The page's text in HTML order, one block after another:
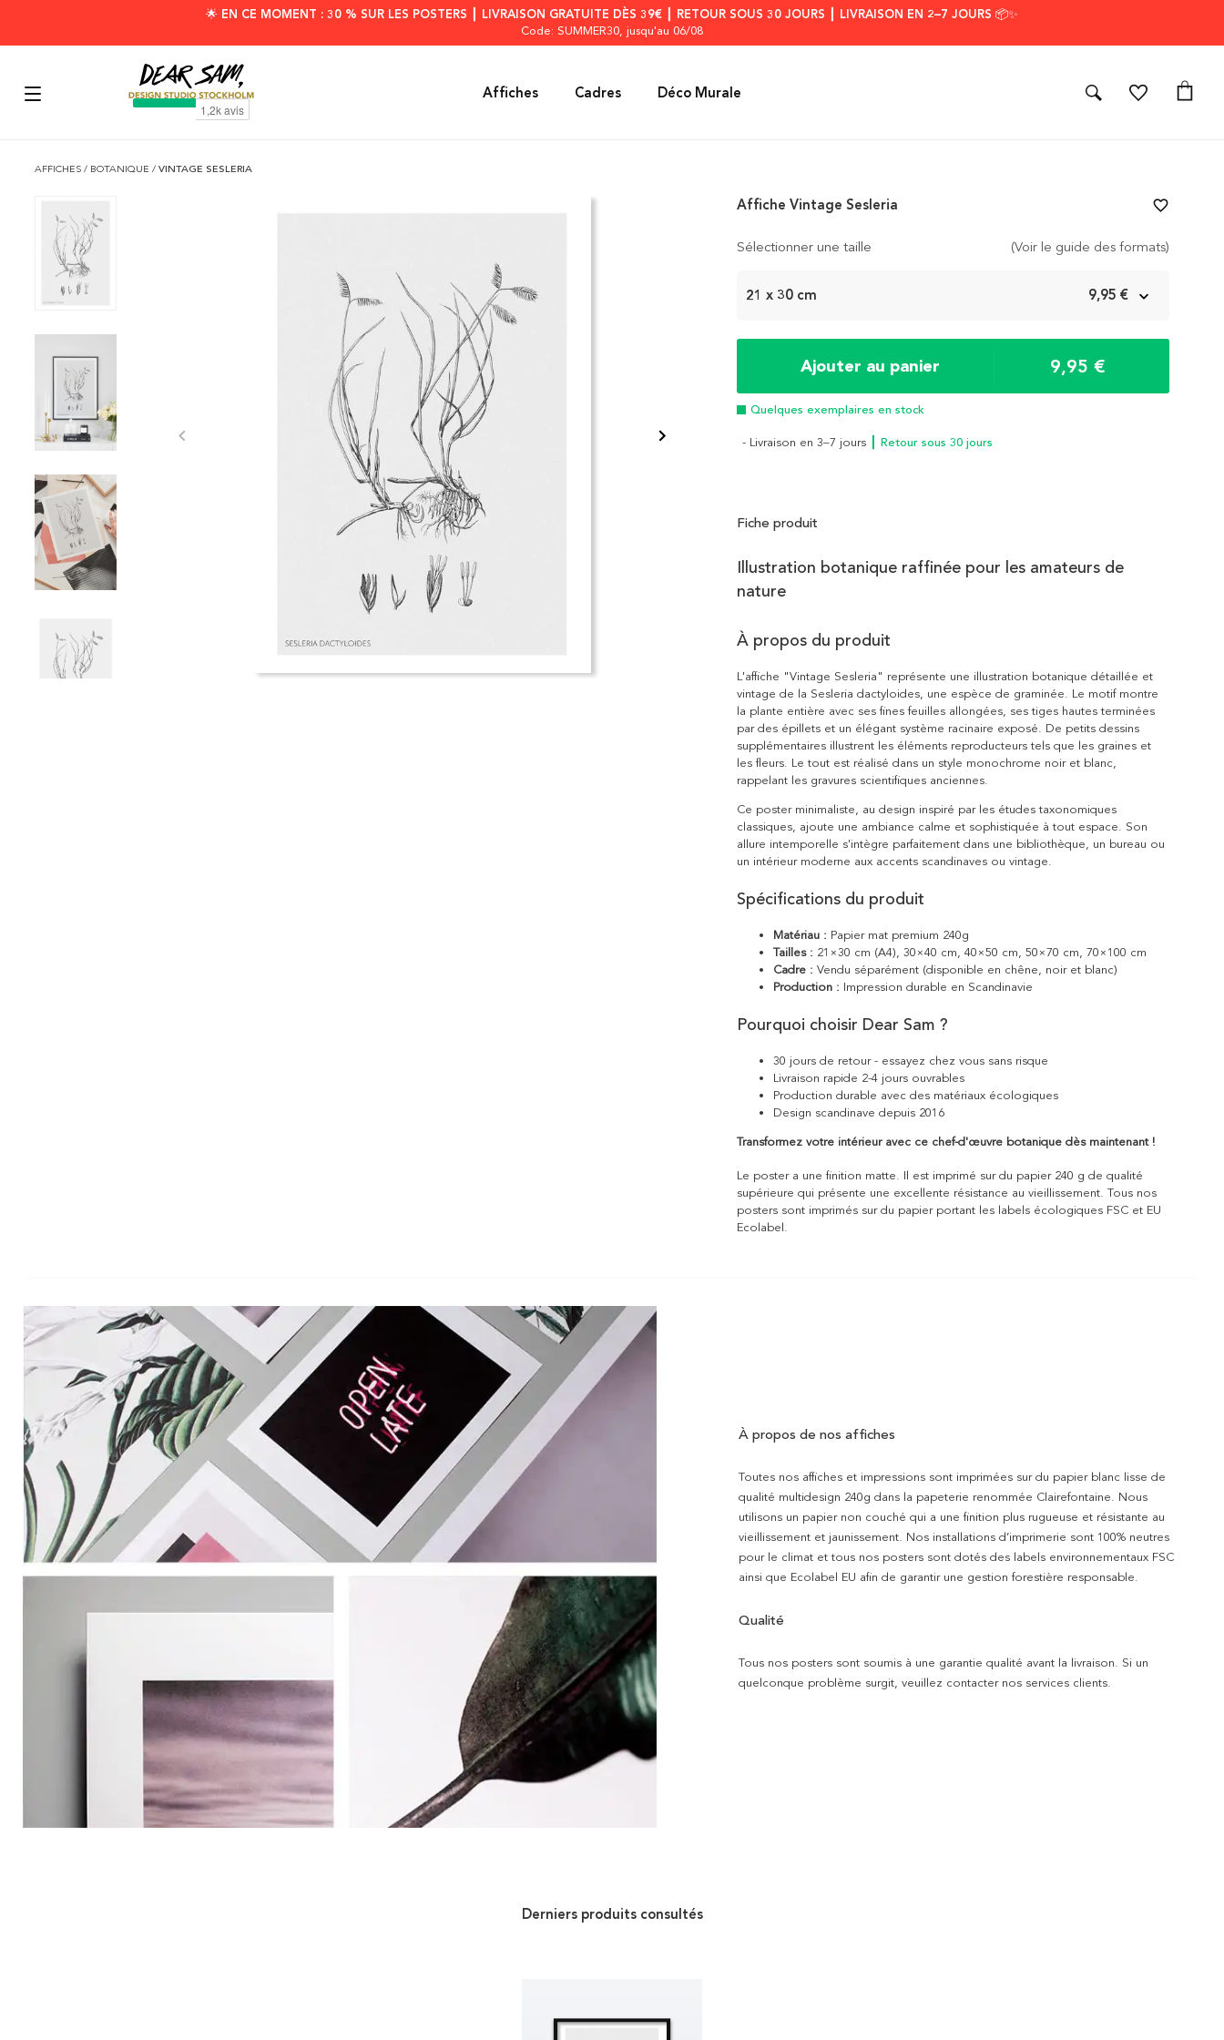
🌟 EN CE MOMENT : 30 % SUR LES POSTERS ┃ LIVRAISON GRATUITE DÈS 39€ ┃ RETOUR SOUS 30 JOURS ┃ LIVRAISON EN 2–7 JOURS 📦✨
Code: SUMMER30, jusqu'au 06/08
Affiches Cadres Déco Murale
AFFICHES / BOTANIQUE / VINTAGE SESLERIA
Sélectionner une taille (Voir le guide des formats)
21 x 30 cm 9,95 €
Ajouter au panier 9,95 €
Quelques exemplaires en stock
- Livraison en 3–7 jours ┃ Retour sous 30 jours
Affiche Vintage Sesleria favorite_border
Fiche produit
Illustration botanique raffinée pour les amateurs de
nature
À propos du produit
L'affiche "Vintage Sesleria" représente une illustration botanique détaillée et
vintage de la Sesleria dactyloides, une espèce de graminée. Le motif montre
la plante entière avec ses fines feuilles allongées, ses tiges hautes terminées
par des épillets et un élégant système racinaire exposé. De petits dessins
supplémentaires illustrent les éléments reproducteurs tels que les graines et
les fleurs. Le tout est réalisé dans un style monochrome noir et blanc,
rappelant les gravures scientifiques anciennes.
Ce poster minimaliste, au design inspiré par les études taxonomiques
classiques, ajoute une ambiance calme et sophistiquée à tout espace. Son
allure intemporelle s'intègre parfaitement dans une bibliothèque, un bureau ou
un intérieur moderne aux accents scandinaves ou vintage.
Spécifications du produit
Matériau : Papier mat premium 240g
Tailles : 21×30 cm (A4), 30×40 cm, 40×50 cm, 50×70 cm, 70×100 cm
Cadre : Vendu séparément (disponible en chêne, noir et blanc)
Production : Impression durable en Scandinavie
Pourquoi choisir Dear Sam ?
30 jours de retour - essayez chez vous sans risque
Livraison rapide 2-4 jours ouvrables
Production durable avec des matériaux écologiques
Design scandinave depuis 2016
Transformez votre intérieur avec ce chef-d'œuvre botanique dès maintenant !
Le poster a une finition matte. Il est imprimé sur du papier 240 g de qualité
supérieure qui présente une excellente résistance au vieillissement. Tous nos
posters sont imprimés sur du papier portant les labels écologiques FSC et EU
Ecolabel.
À propos de nos affiches
Toutes nos affiches et impressions sont imprimées sur du papier blanc lisse de
qualité multidesign 240g dans la papeterie renommée Clairefontaine. Nous
utilisons un papier non couché qui a une finition plus rugueuse et résistante au
vieillissement et jaunissement. Nos installations d’imprimerie sont 100% neutres
pour le climat et tous nos posters sont dotés des labels environnementaux FSC
ainsi que Ecolabel EU afin de garantir une gestion forestière responsable.
Qualité
Tous nos posters sont soumis à une garantie qualité avant la livraison. Si un
quelconque problème surgit, veuillez contacter nos services clients.
Derniers produits consultés